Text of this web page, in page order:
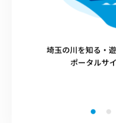
傷等を制限しています。
守るため、保護団体「
埼玉の川を知る・
ポータルサ